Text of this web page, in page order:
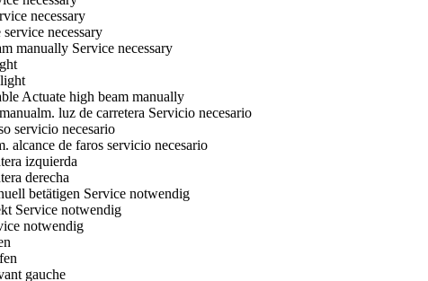
necessary
necessary
manually Service necessary
Actuate high beam manually
luz de carretera Servicio necesario
servicio necesario
alcance de faros servicio necesario
izquierda
derecha
betätigen Service notwendig
Service notwendig
notwendig
gauche